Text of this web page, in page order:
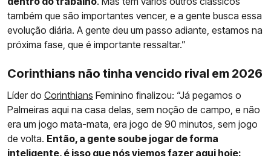
também que são importantes vencer, e a gente busca essa
evolução diária. A gente deu um passo adiante, estamos na
próxima fase, que é importante ressaltar.”
Corinthians não tinha vencido rival em 2026
Líder do Corinthians Feminino finalizou: “Já pegamos o
Palmeiras aqui na casa delas, sem noção de campo, e não
era um jogo mata-mata, era jogo de 90 minutos, sem jogo
de volta. Então, a gente soube jogar de forma
inteligente, é isso que nós viemos fazer aqui hoje: